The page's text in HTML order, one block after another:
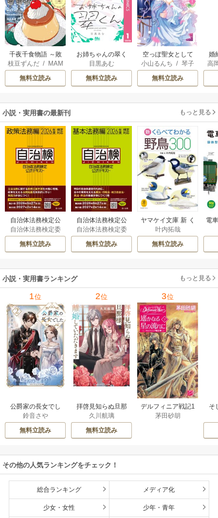
千夜千食物語 ～敗
国の姫ですが氷の
皇子殿下がどうも
溺愛してくれてい
枝豆ずんだ/ MAM
AKOTO
/ 鴉羽凛燈
無料立読み
お姉ちゃんの翠く
ん
目黒あむ
無料立読み
空っぽ聖女として
捨てられたはず
が、嫁ぎ先の皇帝
陛下に溺愛されて
小山るんち /琴子
無料立読み
婚
っ
高
小説・実用書の最新刊 もっと見る
自治体法務検定公
式テキスト 政策
法務編 ２０２６
年度検定対応 1巻
自治体法務検定委
員会
無料立読み
自治体法務検定公
式テキスト 基本
法務編 ２０２６
年度検定対応 1巻
自治体法務検定委
員会
無料立読み
ヤマケイ文庫 新 く
らべてわかる野鳥3
00 1巻
叶内拓哉
無料立読み
電
小説・実用書ランキング もっと見る
1位
公爵家の長女でし
た
鈴音さや
無料立読み
2位
拝啓見知らぬ旦那
様、離婚していた
だきます
久川航璃
無料立読み
3位
デルフィニア戦記1
茅田砂胡
そ
その他の人気ランキングをチェック！
総合ランキング メディア化
少女・女性 少年・青年